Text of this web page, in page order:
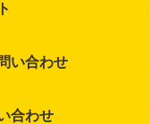
い合わせ
合わせ